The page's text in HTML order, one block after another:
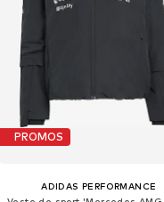
PROMOS
ADIDAS PERFORMANCE